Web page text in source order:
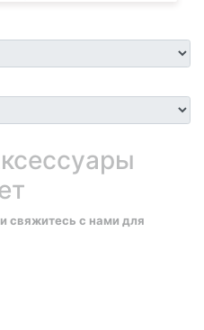
свяжитесь с нами для